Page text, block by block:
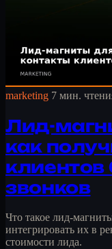
marketing 7 мин.
Лид-
как
клиентов
звонков
Что такое лид-
интегрировать их в
стоимости лида.